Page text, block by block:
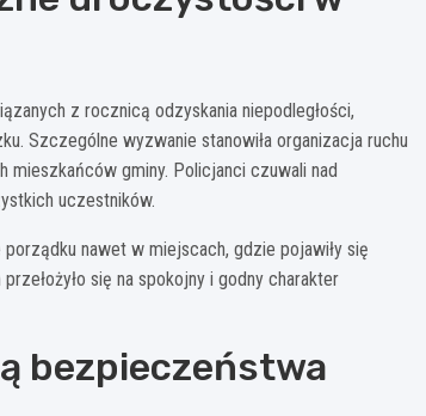
z rocznicą odzyskania niepodległości,
Szczególne wyzwanie stanowiła organizacja ruchu
mieszkańców gminy. Policjanci czuwali nad
uczestników.
nawet w miejscach, gdzie pojawiły się
się na spokojny i godny charakter
bezpieczeństwa